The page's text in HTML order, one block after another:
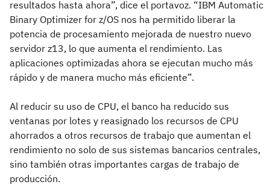
resultados hasta ahora”, dice el portavoz. “IBM Automatic
Binary Optimizer for z/OS nos ha permitido liberar la
potencia de procesamiento mejorada de nuestro nuevo
servidor z13, lo que aumenta el rendimiento. Las
aplicaciones optimizadas ahora se ejecutan mucho más
rápido y de manera mucho más eficiente”.
Al reducir su uso de CPU, el banco ha reducido sus
ventanas por lotes y reasignado los recursos de CPU
ahorrados a otros recursos de trabajo que aumentan el
rendimiento no solo de sus sistemas bancarios centrales,
sino también otras importantes cargas de trabajo de
producción.